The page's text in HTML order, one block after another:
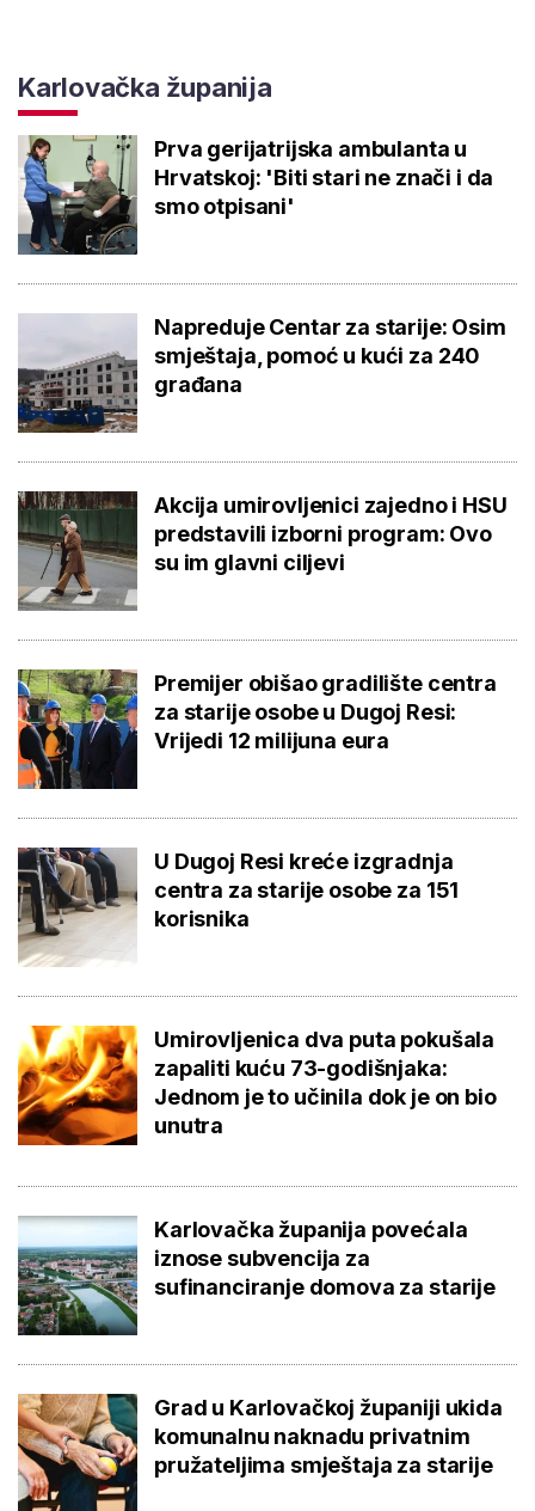
Karlovačka županija
Prva gerijatrijska ambulanta u
Hrvatskoj: 'Biti stari ne znači i da
smo otpisani'
Napreduje Centar za starije: Osim
smještaja, pomoć u kući za 240
građana
Akcija umirovljenici zajedno i HSU
predstavili izborni program: Ovo
su im glavni ciljevi
Premijer obišao gradilište centra
za starije osobe u Dugoj Resi:
Vrijedi 12 milijuna eura
U Dugoj Resi kreće izgradnja
centra za starije osobe za 151
korisnika
Umirovljenica dva puta pokušala
zapaliti kuću 73-godišnjaka:
Jednom je to učinila dok je on bio
unutra
Karlovačka županija povećala
iznose subvencija za
sufinanciranje domova za starije
Grad u Karlovačkoj županiji ukida
komunalnu naknadu privatnim
pružateljima smještaja za starije